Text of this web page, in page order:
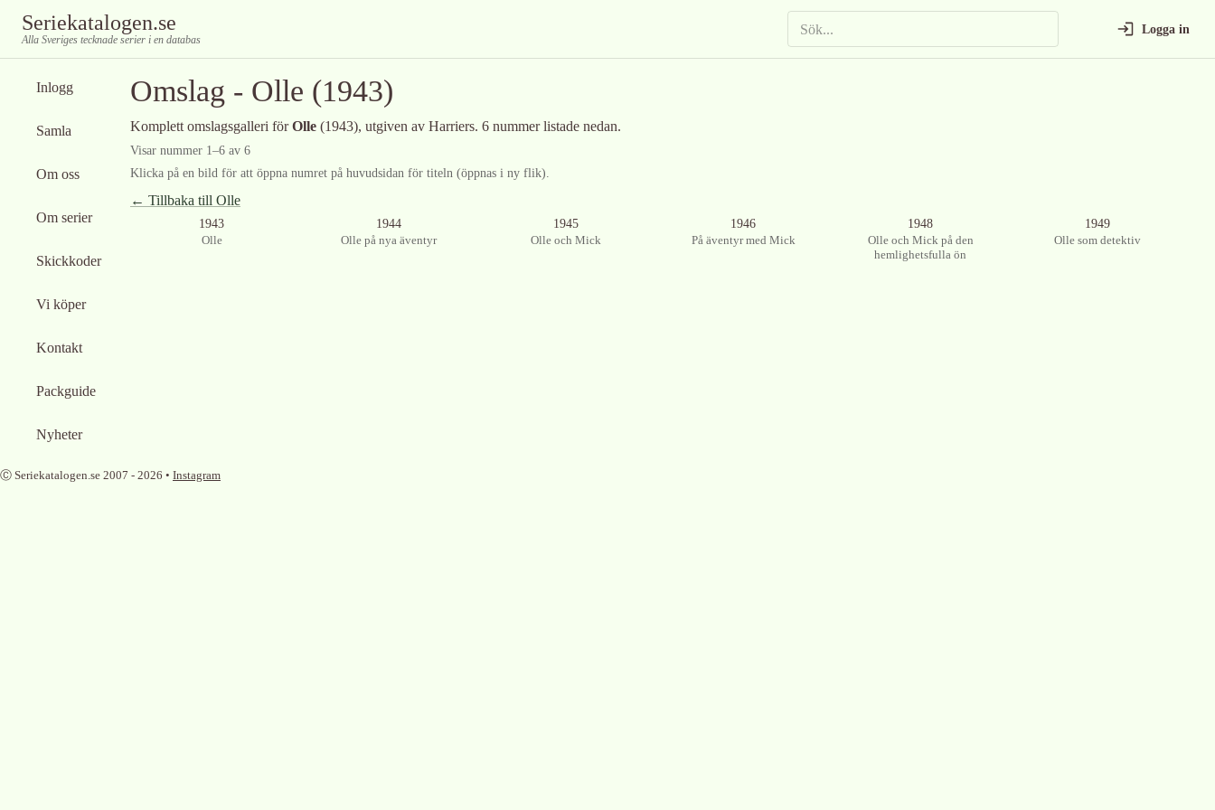
Seriekatalogen.se
Alla Sveriges tecknade serier i en databas
Logga in
Inlogg
Samla
Om oss
Om serier
Skickkoder
Vi köper
Kontakt
Packguide
Nyheter
Omslag - Olle (1943)
Komplett omslagsgalleri förOlle (1943), utgiven av Harriers. 6 nummer listade nedan.
Visar nummer 1–6 av 6
Klicka på en bild för att öppna numret på huvudsidan för titeln (öppnas i ny flik).
← Tillbaka till Olle
Ingen bild tillgänglig
1943
Olle
1944
Olle på nya äventyr
Ingen bild tillgänglig
1945
Olle och Mick
Ingen bild tillgänglig
1946
På äventyr med Mick
Ingen bild tillgänglig
1948
Olle och Mick på den
hemlighetsfulla ön
Ingen bild tillgänglig
1949
Olle som detektiv
Ⓒ Seriekatalogen.se 2007 - 2026 • Instagram